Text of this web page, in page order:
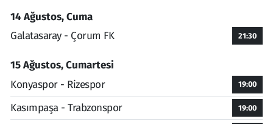
14 Ağustos, Cuma
Galatasaray - Çorum FK
21:30
15 Ağustos, Cumartesi
Konyaspor - Rizespor
19:00
Kasımpaşa - Trabzonspor 19:00